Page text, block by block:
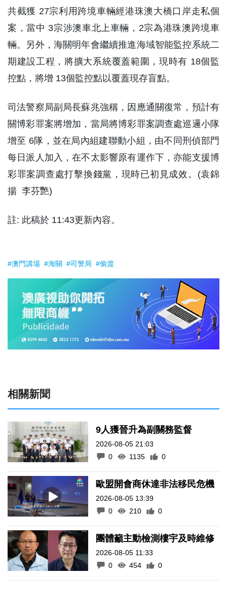
共截獲 27宗利用跨境車輛經港珠澳大橋口岸走私個
案，當中 3宗涉澳車北上車輛，2宗為港珠澳跨境車
輛。另外，海關明年會繼續推進海域智能監控系統二
期建設工程，將擴大系統覆蓋範圍，現時有 18個監
控點，將增 13個監控點以覆蓋現存盲點。
司法警察局副局長蘇兆強稱，因應通關復常，預計有
關博彩罪案將增加，當局將博彩罪案調查處巡邏小隊
增至 6隊，並在局內組建聯動小組，由不同刑偵部門
每日派人加入，在不太影響原有運作下，亦能支援博
彩罪案調查處打擊換錢黨，現時已初見成效。(袁錦
揚 李芬艷)
註: 此稿於 11:43更新內容。
#澳門講場 #海關 #司警局 #偷渡
相關新聞
9人獲晉升為副關務監督
2026-08-05 21:03
0
1135 0
歐盟開會商休達非法移民危機
2026-08-05 13:39
0
210 0
團體籲主動檢測樓宇及時維修
2026-08-05 11:33
0
454 0